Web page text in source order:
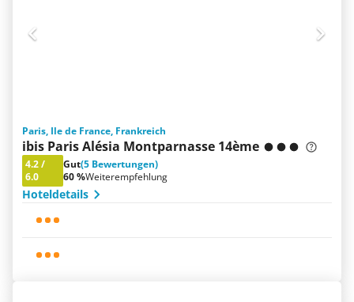
Paris, Ile de France, Frankreich
ibis Paris Alésia Montparnasse 14ème
4.2/
6.0
Gut(5 Bewertungen)
60 %Weiterempfehlung
Hoteldetails